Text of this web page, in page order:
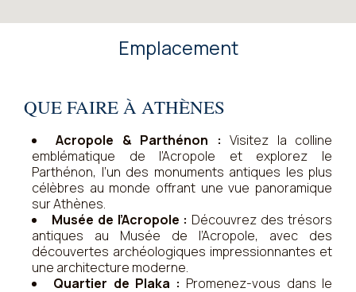
Emplacement
QUE FAIRE À ATHÈNES
Acropole & Parthénon : Visitez la colline
emblématique de l’Acropole et explorez le
Parthénon, l’un des monuments antiques les plus
célèbres au monde offrant une vue panoramique
sur Athènes.
Musée de l’Acropole : Découvrez des trésors
antiques au Musée de l’Acropole, avec des
découvertes archéologiques impressionnantes et
une architecture moderne.
Quartier de Plaka : Promenez-vous dans le